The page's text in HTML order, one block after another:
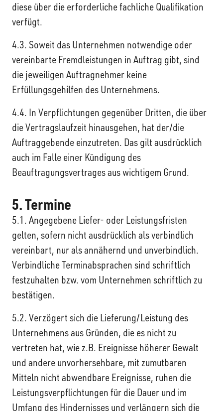
diese über die erforderliche fachliche Qualifikation
verfügt.
4.3. Soweit das Unternehmen notwendige oder
vereinbarte Fremdleistungen in Auftrag gibt, sind
die jeweiligen Auftragnehmer keine
Erfüllungsgehilfen des Unternehmens.
4.4. In Verpflichtungen gegenüber Dritten, die über
die Vertragslaufzeit hinausgehen, hat der/die
Auftraggebende einzutreten. Das gilt ausdrücklich
auch im Falle einer Kündigung des
Beauftragungsvertrages aus wichtigem Grund.
5. Termine
5.1. Angegebene Liefer- oder Leistungsfristen
gelten, sofern nicht ausdrücklich als verbindlich
vereinbart, nur als annähernd und unverbindlich.
Verbindliche Terminabsprachen sind schriftlich
festzuhalten bzw. vom Unternehmen schriftlich zu
bestätigen.
5.2. Verzögert sich die Lieferung/Leistung des
Unternehmens aus Gründen, die es nicht zu
vertreten hat, wie z.B. Ereignisse höherer Gewalt
und andere unvorhersehbare, mit zumutbaren
Mitteln nicht abwendbare Ereignisse, ruhen die
Leistungsverpflichtungen für die Dauer und im
Umfang des Hindernisses und verlängern sich die